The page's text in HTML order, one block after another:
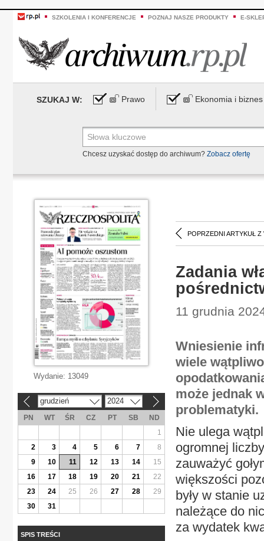
SZKOLENIA I KONFERENCJE POZNAJ NASZE PRODUKTY E-
SZUKAJ W: Prawo Ekonomia i biznes
Chcesz uzyskać dostęp do archiwum? Zobacz ofertę
POPRZEDNI ARTYKUŁ Z
Zadania
11 grudnia
Wniesienie
wiele
może jednak
problematyki.
Nie ulega
ogromnej
zauważyć
większości
były w stanie
należące do
za wydatek
Wydanie: 13049
grudzień 2024
PN WT ŚR CZ PT SB
ND
1
2
3 4 5 6 7
8
9
10 11 12 13 14
15
16
17 18 19 20 21
22
23
24 25 26 27 28
29
30
31
SPIS TREŚCI